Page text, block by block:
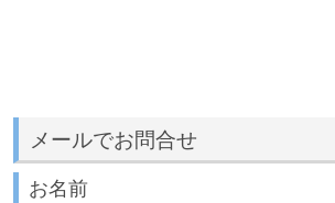
メールでお問合せ
お名前